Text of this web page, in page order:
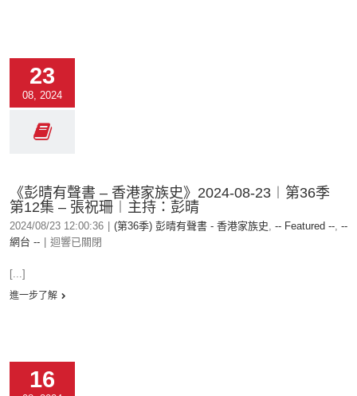
23
08, 2024
《彭晴有聲書 – 香港家族史》2024-08-23︱第36季
第12集 – 張祝珊︱主持：彭晴
2024/08/23 12:00:36 (第36季) 彭晴有聲書 - 香港家族史, -- Featured --, --
網台 --
迴響已關閉
[...]
進一步了解
16